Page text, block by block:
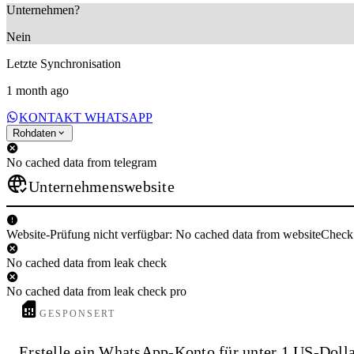
Unternehmen?
Nein
Letzte Synchronisation
1 month ago
KONTAKT WHATSAPP
Rohdaten
No cached data from telegram
Unternehmenswebsite
Website-Prüfung nicht verfügbar: No cached data from websiteCheck
No cached data from leak check
No cached data from leak check pro
GESPONSERT